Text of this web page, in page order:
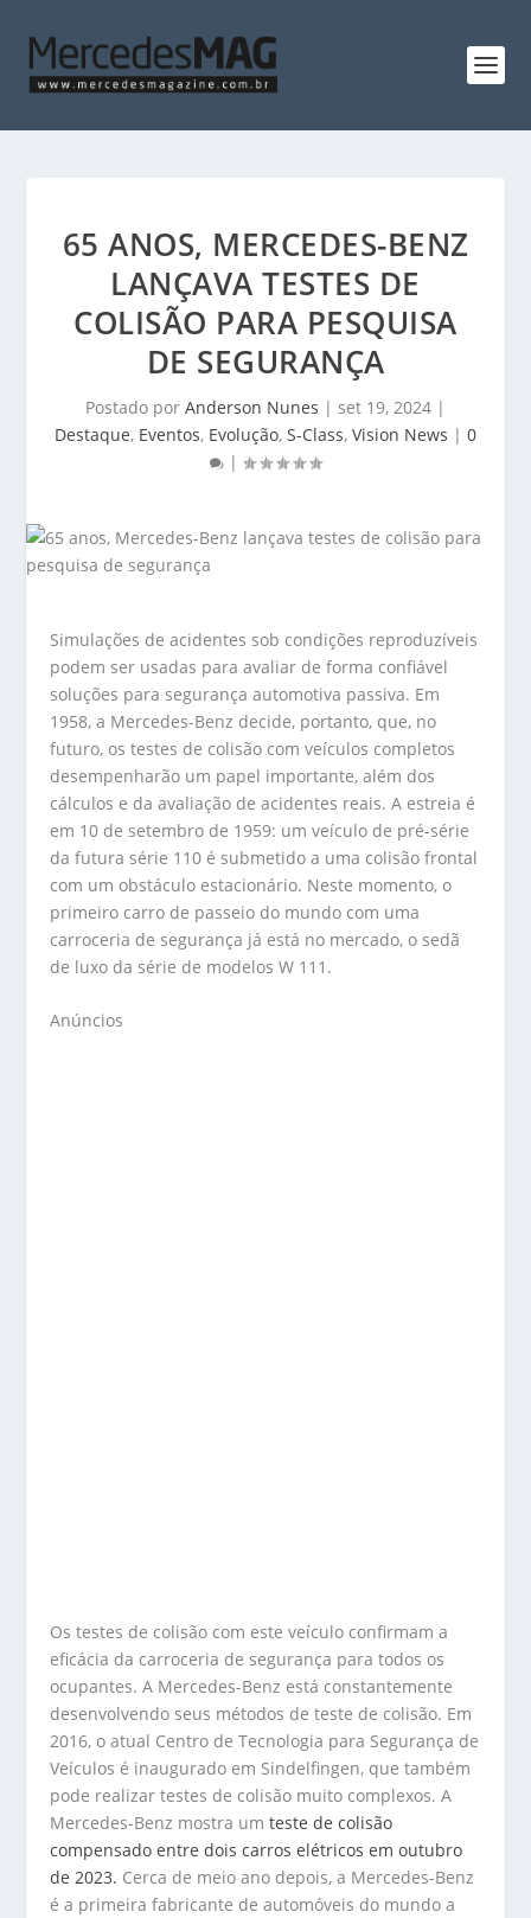
65 ANOS, MERCEDES-BENZ
LANÇAVA TESTES DE
COLISÃO PARA PESQUISA
DE SEGURANÇA
Postado por Anderson Nunes | set 19, 2024 |
Destaque, Eventos, Evolução, S-Class, Vision News | 0
|
Simulações de acidentes sob condições reproduzíveis
podem ser usadas para avaliar de forma confiável
soluções para segurança automotiva passiva. Em
1958, a Mercedes-Benz decide, portanto, que, no
futuro, os testes de colisão com veículos completos
desempenharão um papel importante, além dos
cálculos e da avaliação de acidentes reais. A estreia é
em 10 de setembro de 1959: um veículo de pré-série
da futura série 110 é submetido a uma colisão frontal
com um obstáculo estacionário. Neste momento, o
primeiro carro de passeio do mundo com uma
carroceria de segurança já está no mercado, o sedã
de luxo da série de modelos W 111.
Anúncios
Os testes de colisão com este veículo confirmam a
eficácia da carroceria de segurança para todos os
ocupantes. A Mercedes-Benz está constantemente
desenvolvendo seus métodos de teste de colisão. Em
2016, o atual Centro de Tecnologia para Segurança de
Veículos é inaugurado em Sindelfingen, que também
pode realizar testes de colisão muito complexos. A
Mercedes-Benz mostra umteste de colisão
compensado entre dois carros elétricos em outubro
de 2023. Cerca de meio ano depois, a Mercedes-Benz
é a primeira fabricante de automóveis do mundo a